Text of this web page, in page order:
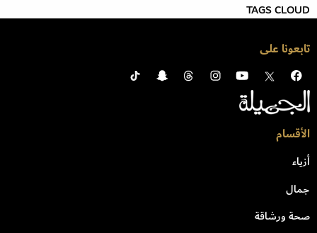
TAGS CLOUD
تابعونا على
الأقسام
أزياء
جمال
صحة ورشاقة